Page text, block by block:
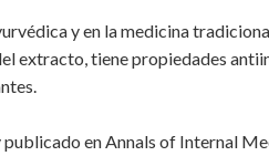
y en la medicina
extracto, tiene propiedades
publicado en Annals of Internal